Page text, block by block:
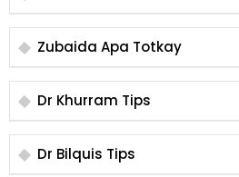
Zubaida Apa Totkay
Dr Khurram Tips
Dr Bilquis Tips